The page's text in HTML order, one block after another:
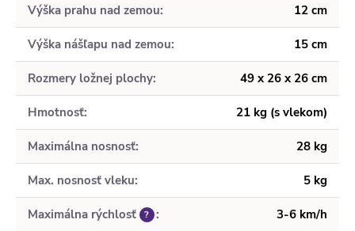
Výška prahu nad zemou: 12 cm
Výška nášľapu nad zemou: 15 cm
Rozmery ložnej plochy: 49 x 26 x 26 cm
Hmotnosť: 21 kg (s vlekom)
Maximálna nosnosť: 28 kg
Max. nosnosť vleku: 5 kg
Maximálna rýchlosť ? : 3-6 km/h